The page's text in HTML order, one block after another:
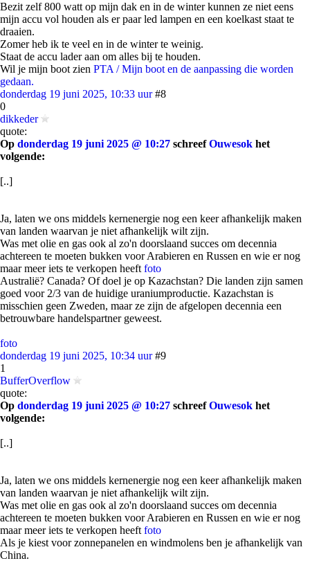
Bezit zelf 800 watt op mijn dak en in de winter kunnen ze niet eens
mijn accu vol houden als er paar led lampen en een koelkast staat te
draaien.
Zomer heb ik te veel en in de winter te weinig.
Staat de accu lader aan om alles bij te houden.
Wil je mijn boot zien PTA / Mijn boot en de aanpassing die worden
gedaan.
donderdag 19 juni 2025, 10:33 uur #8
0
dikkeder
quote:
Op donderdag 19 juni 2025 @ 10:27 schreefOuwesok het
volgende:
[..]
Ja, laten we ons middels kernenergie nog een keer afhankelijk maken
van landen waarvan je niet afhankelijk wilt zijn.
Was met olie en gas ook al zo'n doorslaand succes om decennia
achtereen te moeten bukken voor Arabieren en Russen en wie er nog
maar meer iets te verkopen heeft foto
Australië? Canada? Of doel je op Kazachstan? Die landen zijn samen
goed voor 2/3 van de huidige uraniumproductie. Kazachstan is
misschien geen Zweden, maar ze zijn de afgelopen decennia een
betrouwbare handelspartner geweest.
foto
donderdag 19 juni 2025, 10:34 uur #9
1
BufferOverflow
quote:
Op donderdag 19 juni 2025 @ 10:27 schreefOuwesok het
volgende:
[..]
Ja, laten we ons middels kernenergie nog een keer afhankelijk maken
van landen waarvan je niet afhankelijk wilt zijn.
Was met olie en gas ook al zo'n doorslaand succes om decennia
achtereen te moeten bukken voor Arabieren en Russen en wie er nog
maar meer iets te verkopen heeft foto
Als je kiest voor zonnepanelen en windmolens ben je afhankelijk van
China.